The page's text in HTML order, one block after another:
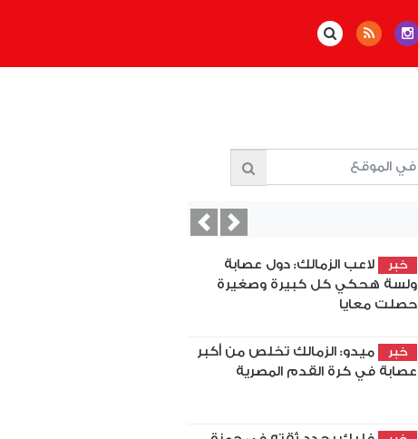
خبر
لاعب الزمالك: دول عصابة
ولسة هحكي كل كبيرة وصغيرة
حصلت معايا
خبر
ميدو: الزمالك تخلص من أكبر
عصابة في كرة القدم المصرية
PreviousNext